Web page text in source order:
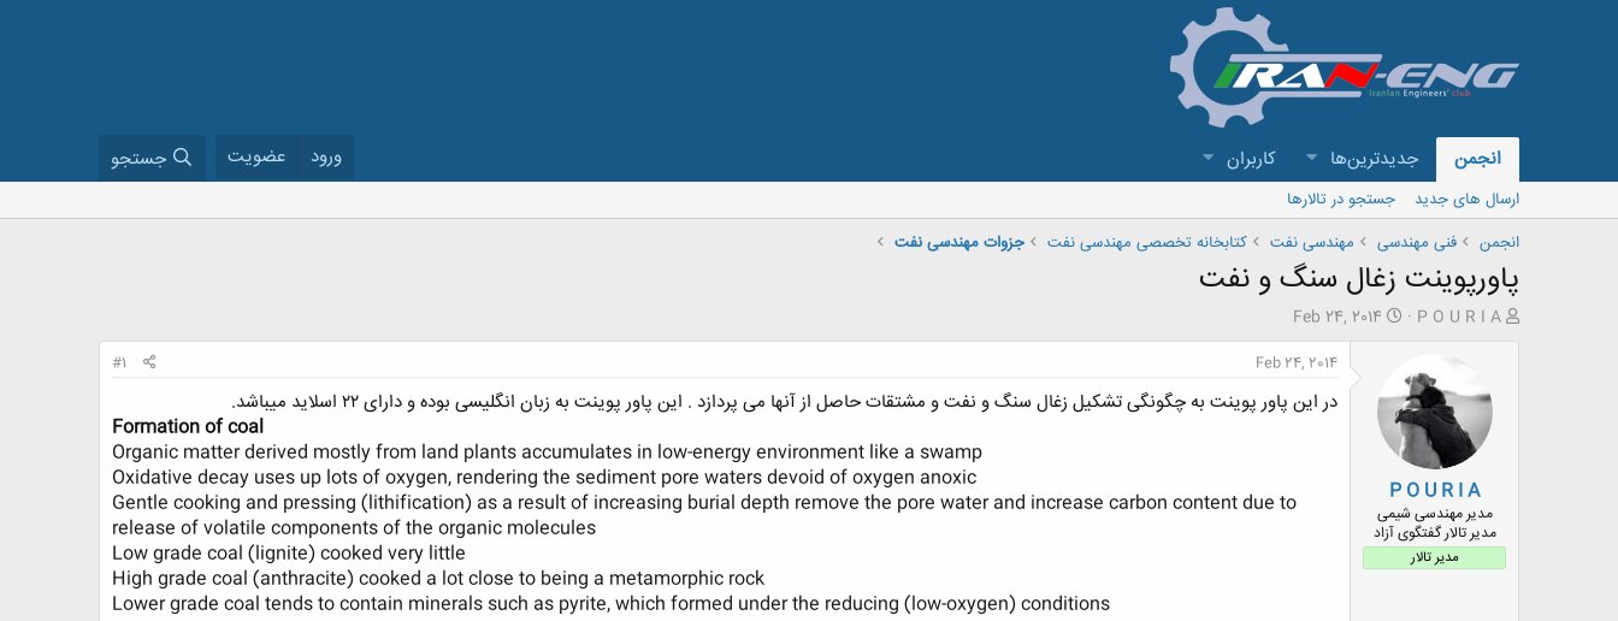
انجمن جدیدترین‌ها کاربران ورود عضویت جستجو
ارسال های جدید
جستجو در تالارها
انجمن
فنی مهندسی مهندسی نفت کتابخانه تخصصی مهندسی نفت جزوات مهندسی نفت
پاورپوینت زغال سنگ و نفت
ش
و
ض
و
P O U R I A
ت
خ
ش
Feb 24, 2014
P O U R I A
مدیر مهندسی شیمی
مدیر تالار گفتگوی آزاد
مدیر تالار
Feb 24, 2014
#1
در این پاور پوینت به چگونگی تشکیل زغال سنگ و نفت و مشتقات حاصل از آنها می پردازد . این پاور پوینت به زبان انگلیسی بوده و دارای ۲۲ اسلاید میباشد.
Formation of coal
Organic matter derived mostly from land plants accumulates in low-energy environment like a swamp
Oxidative decay uses up lots of oxygen, rendering the sediment pore waters devoid of oxygen anoxic
Gentle cooking and pressing (lithification) as a result of increasing burial depth remove the pore water and increase carbon content due to
release of volatile components of the organic molecules
Low grade coal (lignite) cooked very little
High grade coal (anthracite) cooked a lot close to being a metamorphic rock
Lower grade coal tends to contain minerals such as pyrite, which formed under the reducing (low-oxygen) conditions​